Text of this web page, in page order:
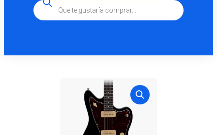
Búsqueda
de
productos